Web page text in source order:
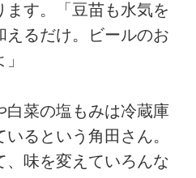
ます。「豆苗も水気を
えるだけ。ビールのお
白菜の塩もみは冷蔵庫
るという角田さん。
、味を変えていろんな